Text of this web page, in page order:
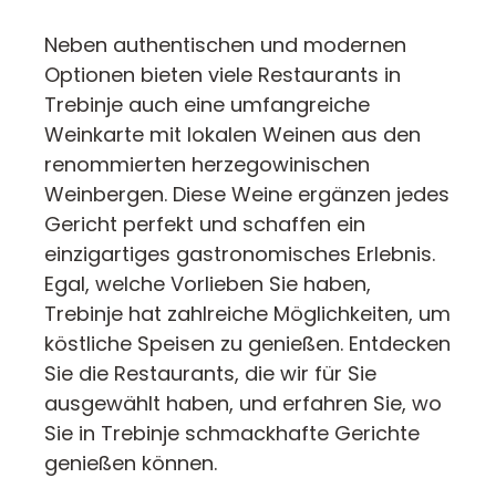
Neben authentischen und modernen
Optionen bieten viele Restaurants in
Trebinje auch eine umfangreiche
Weinkarte mit lokalen Weinen aus den
renommierten herzegowinischen
Weinbergen. Diese Weine ergänzen jedes
Gericht perfekt und schaffen ein
einzigartiges gastronomisches Erlebnis.
Egal, welche Vorlieben Sie haben,
Trebinje hat zahlreiche Möglichkeiten, um
köstliche Speisen zu genießen. Entdecken
Sie die Restaurants, die wir für Sie
ausgewählt haben, und erfahren Sie, wo
Sie in Trebinje schmackhafte Gerichte
genießen können.